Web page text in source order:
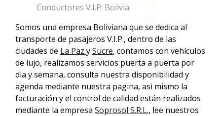
Conductores V.I.P. Bolivia
Somos una empresa Boliviana que se dedica al
transporte de pasajeros V.I.P., dentro de las
ciudades de La Paz ySucre, contamos con vehículos
de lujo, realizamos servicios puerta a puerta por
dia y semana, consulta nuestra disponibilidad y
agenda mediante nuestra pagina, asi mismo la
facturación y el control de calidad están realizados
mediante la empresa Soprosol S.R.L., lee nuestros